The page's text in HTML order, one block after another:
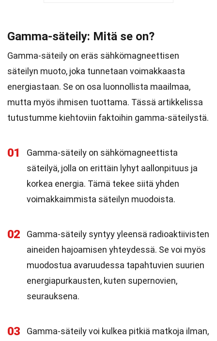
Gamma-säteily: Mitä se on?
Gamma-säteily on eräs sähkömagneettisen
säteilyn muoto, joka tunnetaan voimakkaasta
energiastaan. Se on osa luonnollista maailmaa,
mutta myös ihmisen tuottama. Tässä artikkelissa
tutustumme kiehtoviin faktoihin gamma-säteilystä.
01
Gamma-säteily on sähkömagneettista
säteilyä, jolla on erittäin lyhyt aallonpituus ja
korkea energia. Tämä tekee siitä yhden
voimakkaimmista säteilyn muodoista.
02
Gamma-säteily syntyy yleensä radioaktiivisten
aineiden hajoamisen yhteydessä. Se voi myös
muodostua avaruudessa tapahtuvien suurien
energiapurkausten, kuten supernovien,
seurauksena.
03
Gamma-säteily voi kulkea pitkiä matkoja ilman,